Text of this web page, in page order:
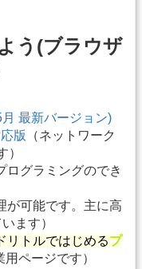
う(ブラウザ
最新バージョン)
版
（ネットワーク
）
ログラミングのでき
が可能です。主に高
ます）
ドリトルではじめるプ
ページです）